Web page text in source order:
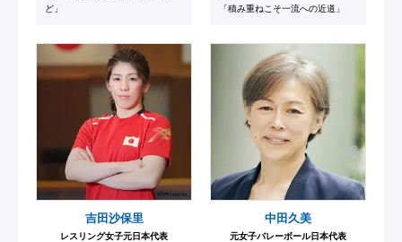
ど」
「積み重ねこそ一流への近道」
吉田沙保里
レスリング女子元日本代表
中田久美
元女子バレーボール日本代表